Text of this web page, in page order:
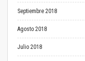
Septiembre 2018
Agosto 2018
Julio 2018